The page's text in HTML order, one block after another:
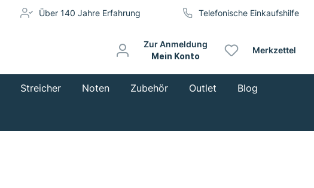
Über 140 Jahre Erfahrung Telefonische Einkaufshilfe
Zur Anmeldung
Mein Konto
Merkzettel
Streicher Noten Zubehör Outlet Blog